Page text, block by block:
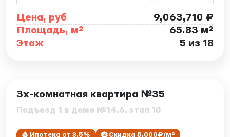
Цена, руб
9,063,710 ₽
Площадь, м²
65.83 м²
Этаж
5 из 18
3х-комнатная квартира №35
Подъезд 1 в доме №14.6, этап 10
Ипотека от 3.5% Скидка 5.000₽/м²